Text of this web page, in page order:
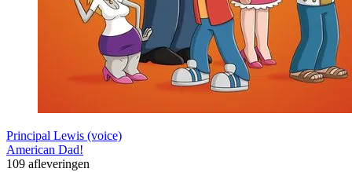
Principal Lewis (voice)
American Dad!
109 afleveringen